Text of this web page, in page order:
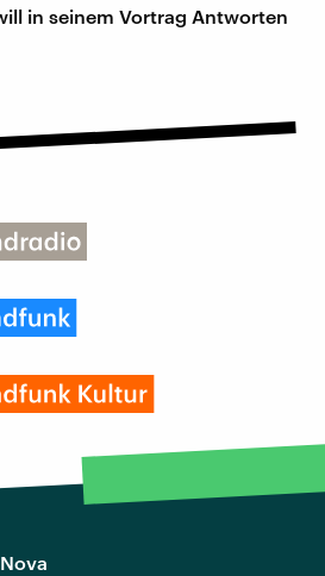
in seinem Vortrag Antworten